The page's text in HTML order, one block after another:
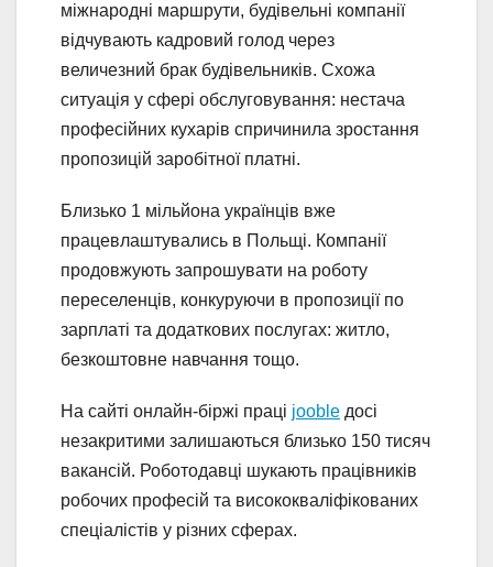
міжнародні маршрути, будівельні компанії
відчувають кадровий голод через
величезний брак будівельників. Схожа
ситуація у сфері обслуговування: нестача
професійних кухарів спричинила зростання
пропозицій заробітної платні.
Близько 1 мільйона українців вже
працевлаштувались в Польщі. Компанії
продовжують запрошувати на роботу
переселенців, конкуруючи в пропозиції по
зарплаті та додаткових послугах: житло,
безкоштовне навчання тощо.
На сайті онлайн-біржі праці jooble досі
незакритими залишаються близько 150 тисяч
вакансій. Роботодавці шукають працівників
робочих професій та висококваліфікованих
спеціалістів у різних сферах.